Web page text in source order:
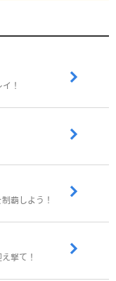
！
覇しよう！
撃て！